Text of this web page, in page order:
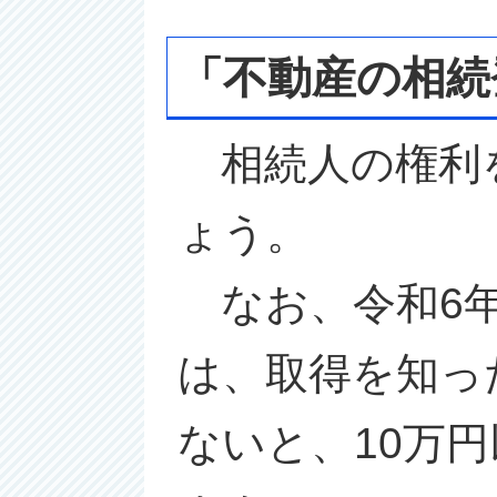
「不動産の相
相続人の権利
ょう。
なお、令和6
は、取得を知
ないと、10万